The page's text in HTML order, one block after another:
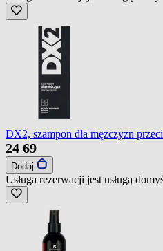
DX2, szampon dla mężczyzn
24 69
Dodaj
Usługa rezerwacji jest usługą